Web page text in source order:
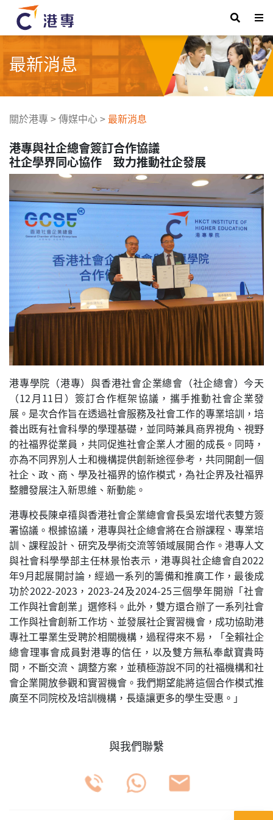
最新消息
關於港專>傳媒中心> 最新消息
港專與社企總會簽訂合作協議
社企學界同心協作 致力推動社企發展
港專學院（港專）與香港社會企業總會（社企總會）今天
（12月11日）簽訂合作框架協議，攜手推動社會企業發
展。是次合作旨在透過社會服務及社會工作的專業培訓，培
養出既有社會科學的學理基礎，並同時兼具商界視角、視野
的社福界從業員，共同促進社會企業人才圈的成長。同時，
亦為不同界別人士和機構提供創新途徑參考，共同開創一個
社企、政、商、學及社福界的協作模式，為社企界及社福界
整體發展注入新思維、新動能。
港專校長陳卓禧與香港社會企業總會會長吳宏增代表雙方簽
署協議。根據協議，港專與社企總會將在合辦課程、專業培
訓、課程設計、研究及學術交流等領域展開合作。港專人文
與社會科學學部主任林景怡表示，港專與社企總會自2022
年9月起展開討論，經過一系列的籌備和推廣工作，最後成
功於2022-2023，2023-24及2024-25三個學年開辦「社會
工作與社會創業」選修科。此外，雙方還合辦了一系列社會
工作與社會創新工作坊、並發展社企實習機會，成功協助港
專社工畢業生受聘於相關機構，過程得來不易，「全賴社企
總會理事會成員對港專的信任，以及雙方無私奉獻寶貴時
間，不斷交流、調整方案，並積極游說不同的社福機構和社
會企業開放參觀和實習機會。我們期望能將這個合作模式推
廣至不同院校及培訓機構，長遠讓更多的學生受惠。」
與我們聯繫